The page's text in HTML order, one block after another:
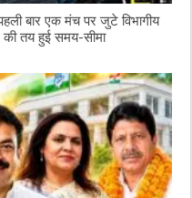
बार एक मंच पर जुटे विभागीय
की तय हुई समय-सीमा